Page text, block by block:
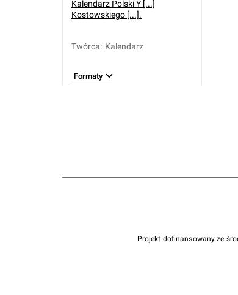
Kalendarz Polski Y [...]
Kostowskiego [...].
Twórca: Kalendarz
Formaty
Projekt dofinansowany ze